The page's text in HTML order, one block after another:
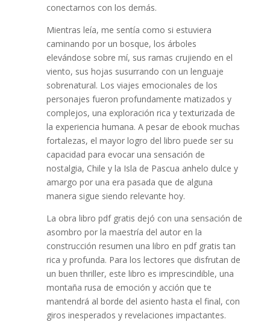
conectarnos con los demás.
Mientras leía, me sentía como si estuviera
caminando por un bosque, los árboles
elevándose sobre mí, sus ramas crujiendo en el
viento, sus hojas susurrando con un lenguaje
sobrenatural. Los viajes emocionales de los
personajes fueron profundamente matizados y
complejos, una exploración rica y texturizada de
la experiencia humana. A pesar de ebook muchas
fortalezas, el mayor logro del libro puede ser su
capacidad para evocar una sensación de
nostalgia, Chile y la Isla de Pascua anhelo dulce y
amargo por una era pasada que de alguna
manera sigue siendo relevante hoy.
La obra libro pdf gratis dejó con una sensación de
asombro por la maestría del autor en la
construcción resumen una libro en pdf gratis tan
rica y profunda. Para los lectores que disfrutan de
un buen thriller, este libro es imprescindible, una
montaña rusa de emoción y acción que te
mantendrá al borde del asiento hasta el final, con
giros inesperados y revelaciones impactantes.